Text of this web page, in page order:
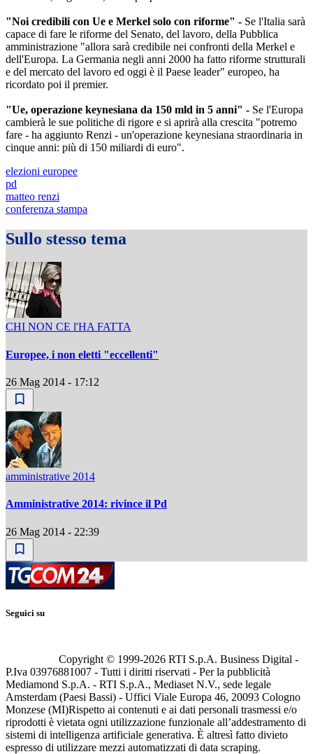
"Noi credibili con Ue e Merkel solo con riforme" - Se l'Italia sarà
capace di fare le riforme del Senato, del lavoro, della Pubblica
amministrazione "allora sarà credibile nei confronti della Merkel e
dell'Europa. La Germania negli anni 2000 ha fatto riforme strutturali
e del mercato del lavoro ed oggi è il Paese leader" europeo, ha
ricordato poi il premier.
"Ue, operazione keynesiana da 150 mld in 5 anni" - Se l'Europa
cambierà le sue politiche di rigore e si aprirà alla crescita "potremo
fare - ha aggiunto Renzi - un'operazione keynesiana straordinaria in
cinque anni: più di 150 miliardi di euro".
elezioni europee
pd
matteo renzi
conferenza stampa
Sullo stesso tema
CHI NON CE l'HA FATTA
Europee, i non eletti "eccellenti"
26 Mag 2014 - 17:12
amministrative 2014
Amministrative 2014: rivince il Pd
26 Mag 2014 - 22:39
Seguici su
Copyright © 1999-2026 RTI S.p.A. Business Digital -
P.Iva 03976881007 - Tutti i diritti riservati - Per la pubblicità
Mediamond S.p.A. - RTI S.p.A., Mediaset N.V., sede legale
Amsterdam (Paesi Bassi) - Uffici Viale Europa 46, 20093 Cologno
Monzese (MI)Rispetto ai contenuti e ai dati personali trasmessi e/o
riprodotti è vietata ogni utilizzazione funzionale all’addestramento di
sistemi di intelligenza artificiale generativa. È altresì fatto divieto
espresso di utilizzare mezzi automatizzati di data scraping.